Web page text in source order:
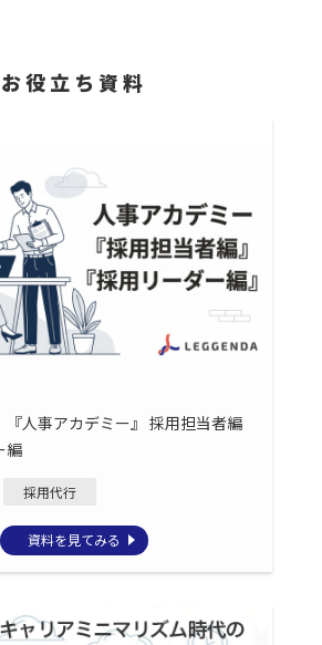
お役立ち資料
『人事アカデミー』 採用担当者編
編
採用代行
資料を見てみる